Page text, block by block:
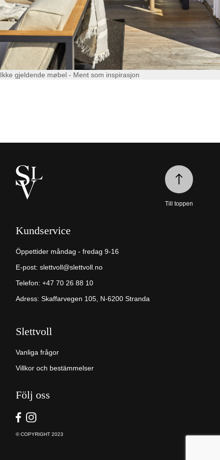
Ikke gjeldende møbel - Ment som inspirasjon
Kundservice
Öppettider måndag - fredag 9-16
E-post: slettvoll@slettvoll.no
Telefon: +47 70 26 88 10
Adress: Skaffarvegen 105, N-6200 Stranda
Slettvoll
Vanliga frågor
Villkor och bestämmelser
Följ oss
© COPYRIGHT 2023
Till toppen